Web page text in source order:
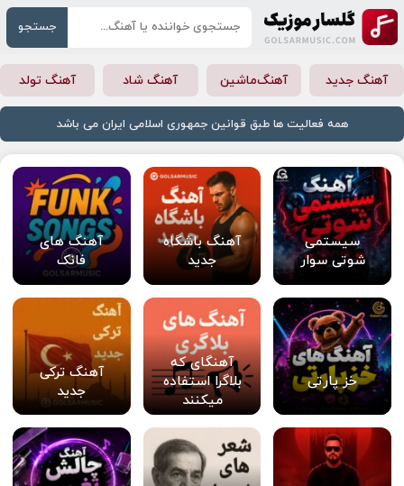
جستجو
آهنگ جدید آهنگ‌ماشین آهنگ شاد آهنگ تولد
همه فعالیت ها طبق قوانین جمهوری اسلامی ایران می باشد
سیستمی
شوتی سوار
آهنگ باشگاه
جدید
آهنگ های
فانک
خز پارتی
آهنگای که
بلاگرا استفاده
میکنند
آهنگ ترکی
جدید